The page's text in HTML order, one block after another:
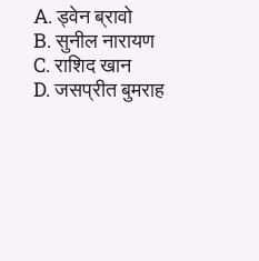
A. ड्वेन ब्रावो
B. सुनील नारायण
C. राशिद खान
D. जसप्रीत बुमराह